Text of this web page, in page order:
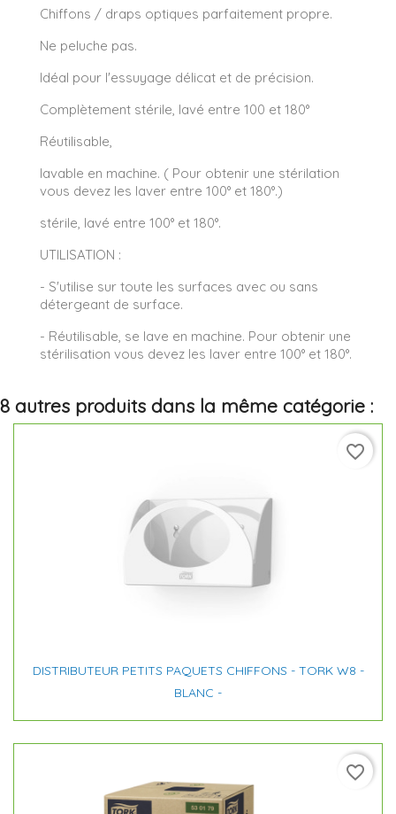
Chiffons / draps optiques parfaitement propre.
Ne peluche pas.
Idéal pour l'essuyage délicat et de précision.
Complètement stérile, lavé entre 100 et 180°
Réutilisable,
lavable en machine. ( Pour obtenir une stérilation
vous devez les laver entre 100° et 180°.)
stérile, lavé entre 100° et 180°.
UTILISATION :
- S'utilise sur toute les surfaces avec ou sans
détergeant de surface.
- Réutilisable, se lave en machine. Pour obtenir une
stérilisation vous devez les laver entre 100° et 180°.
8 autres produits dans la même catégorie :
DISTRIBUTEUR PETITS PAQUETS CHIFFONS - TORK W8 -
BLANC -
favorite_border
favorite_border